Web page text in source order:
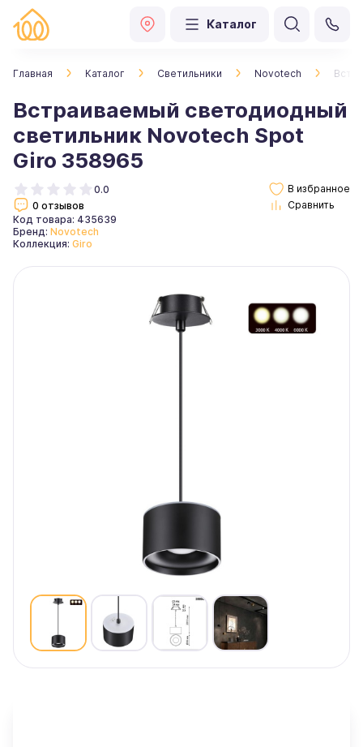
Каталог
Главная Каталог Светильники Novotech
Встраиваемый светодиодный
светильник Novotech Spot
Giro 358965
0.0
0 отзывов
Код товара: 435639
Бренд: Novotech
Коллекция: Giro